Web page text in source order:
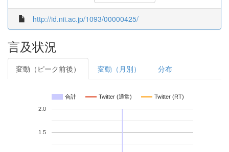
http://id.nii.ac.jp/1093/00000425/
言及状況
変動（ピーク前後） 変動（月別） 分布
合計 Twitter (通常) Twitter (RT)
1.5
2.0